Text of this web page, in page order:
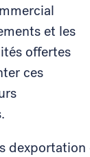
et les
offertes
ces